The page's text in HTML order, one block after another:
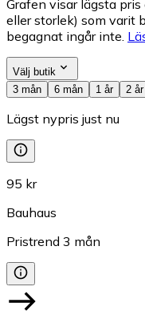
Grafen visar lägsta
eller storlek) som varit
begagnat ingår inte.
Välj butik
3 mån
6 mån 1 år 2 år
Lägst nypris just nu
95 kr
Bauhaus
Pristrend 3 mån